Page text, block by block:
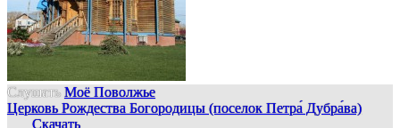
Слушать Моё Поволжье
Церковь Рождества Богородицы (поселок Петра́ Дубра́ва)
Скачать